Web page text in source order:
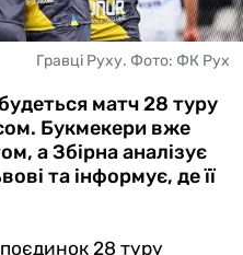
Гравці Руху. Фото: ФК Рух
матч 28 туру
Букмекери вже
а Збірна аналізує
та інформує, де її
28 туру